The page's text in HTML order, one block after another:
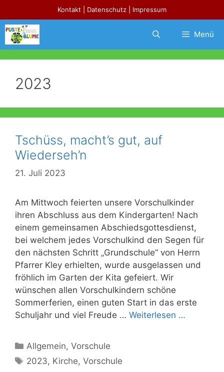
Inhalt
springen
Kontakt Datenschutz Impressum
Menü
2023
Tschüss, macht’s gut, auf
Wiederseh’n
21. Juli 2023
Am Mittwoch feierten unsere Vorschulkinder
ihren Abschluss aus dem Kindergarten! Nach
einem gemeinsamen Abschiedsgottesdienst,
bei welchem jedes Vorschulkind den Segen für
den nächsten Schritt „Grundschule“ von Herrn
Pfarrer Kley erhielten, wurde ausgelassen und
fröhlich im Garten der Kita gefeiert. Wir
wünschen allen Vorschulkindern schöne
Sommerferien, einen guten Start in das erste
Schuljahr und viel Freude … Weiterlesen …
Kategorien
Allgemein,Vorschule
Schlagwörter
2023, Kirche,Vorschule